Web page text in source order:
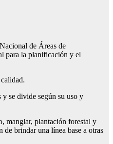
de Áreas de
para la planificación y el
y se divide según su uso y
manglar, plantación forestal y
brindar una línea base a otras